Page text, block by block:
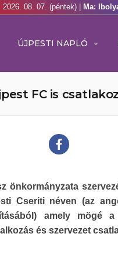
2026. 08. 07. (péntek) | Ma:
ÚJPESTI NAPLÓ
FC is
önkormányzata
Cseriti néven (az
amely mögé a
és szervezet